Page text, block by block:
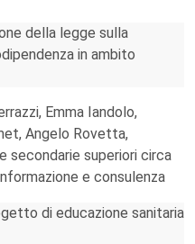
della legge sulla
in ambito
Emma Iandolo,
Angelo Rovetta,
secondarie superiori circa
e consulenza
di educazione sanitaria